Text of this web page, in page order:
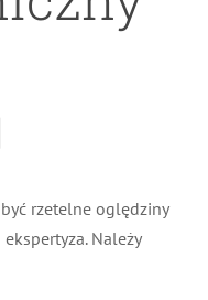
rzetelne oględziny
Należy